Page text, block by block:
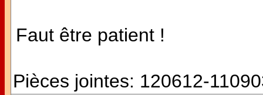
Faut être patient !
Pièces jointes: 120612-